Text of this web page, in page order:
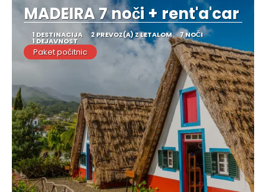
MADEIRA 7 noči + rent'a'car
1 DESTINACIJA 2 PREVOZ(A) Z LETALOM 7 NOČI
1 DEJAVNOST
Paket počitnic